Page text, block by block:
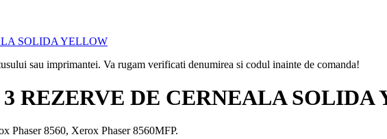
sau imprimantei. Va rugam verificati denumirea si codul inainte de comanda!
3 REZERVE DE CERNEALA SOLIDA
Phaser 8560, Xerox Phaser 8560MFP.